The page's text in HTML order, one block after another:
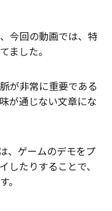
今回の動画では、特
ました。
が非常に重要である
が通じない文章にな
、ゲームのデモをプ
したりすることで、
。